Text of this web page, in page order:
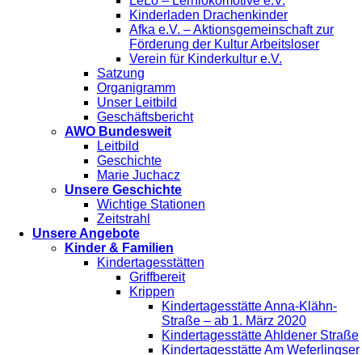
Kinderladen Drachenkinder
Afka e.V. – Aktionsgemeinschaft zur
Förderung der Kultur Arbeitsloser
Verein für Kinderkultur e.V.
Satzung
Organigramm
Unser Leitbild
Geschäftsbericht
AWO Bundesweit
Leitbild
Geschichte
Marie Juchacz
Unsere Geschichte
Wichtige Stationen
Zeitstrahl
Unsere Angebote
Kinder & Familien
Kindertagesstätten
Griffbereit
Krippen
Kindertagesstätte Anna-Klähn-
Straße – ab 1. März 2020
Kindertagesstätte Ahldener Straße
Kindertagesstätte Am Weferlingser